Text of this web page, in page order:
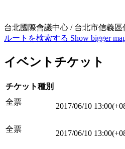
台北國際會議中心 / 台北市信義區
ルートを検索する Show bigger
イベントチケット
チケット種別
全票
2017/06/10
全票 2017/06/10